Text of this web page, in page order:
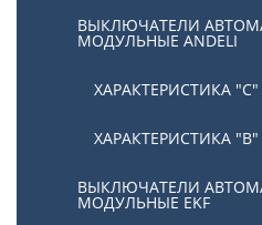
ВЫКЛЮЧАТЕЛИ
МОДУЛЬНЫЕ ANDELI
ХАРАКТЕРИСТИКА "C"
ХАРАКТЕРИСТИКА "B"
ВЫКЛЮЧАТЕЛИ
МОДУЛЬНЫЕ EKF